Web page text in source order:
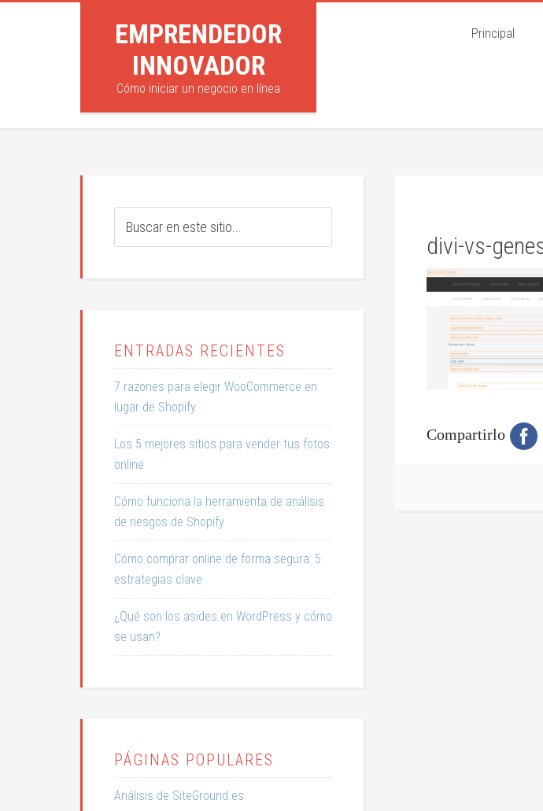
EMPRENDEDOR
INNOVADOR
Cómo iniciar un negocio en línea
Principal
divi-vs-
Compartirlo
ENTRADAS RECIENTES
7 razones para elegir WooCommerce en
lugar de Shopify
Los 5 mejores sitios para vender tus fotos
online
Cómo funciona la herramienta de análisis
de riesgos de Shopify
Cómo comprar online de forma segura: 5
estrategias clave
¿Qué son los asides en WordPress y cómo
se usan?
PÁGINAS POPULARES
Análisis de SiteGround.es